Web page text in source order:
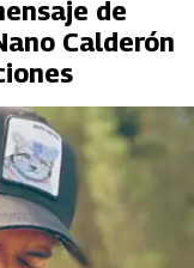
de
Calderón